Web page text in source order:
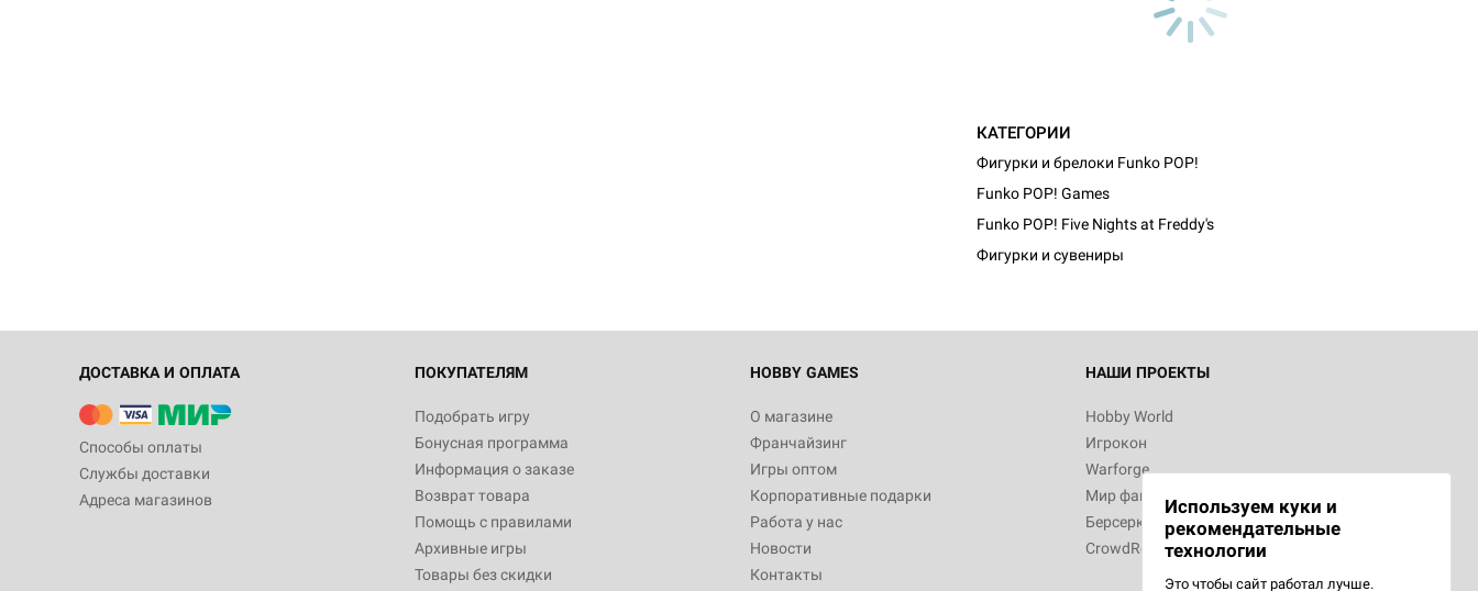
КАТЕГОРИИ
Фигурки и брелоки Funko POP!
Funko POP! Games
Funko POP! Five Nights at Freddy's
Фигурки и сувениры
ДОСТАВКА И ОПЛАТА
Способы оплаты
Службы доставки
Адреса магазинов
ПОКУПАТЕЛЯМ
Подобрать игру
Бонусная программа
Информация о заказе
Возврат товара
Помощь с правилами
Архивные игры
Товары без скидки
HOBBY GAMES
О магазине
Франчайзинг
Игры оптом
Корпоративные подарки
Работа у нас
Новости
Контакты
НАШИ ПРОЕКТЫ
Hobby World
Игрокон
Warforge
Мир фантастики
Берсерк
CrowdRepublic
Используем куки и
рекомендательные
технологии
Это чтобы сайт работал лучше.